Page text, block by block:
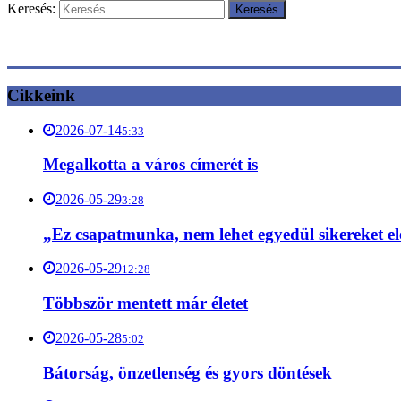
Keresés:
Cikkeink
2026-07-145:33
Megalkotta a város címerét is
2026-05-293:28
„Ez csapatmunka, nem lehet egyedül sikereket
2026-05-2912:28
Többször mentett már életet
2026-05-285:02
Bátorság, önzetlenség és gyors döntések